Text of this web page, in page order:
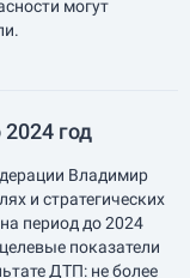
могут
год
Владимир
и стратегических
период до 2024
показатели
ДТП: не более